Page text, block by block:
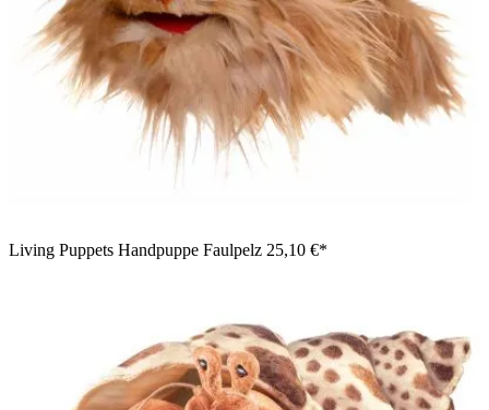
Living Puppets Handpuppe Faulpelz 25,10 €*